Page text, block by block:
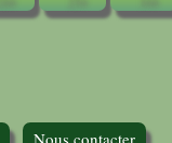
Nous contacter